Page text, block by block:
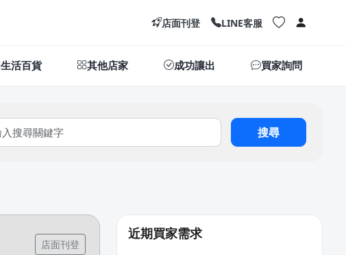
店面刊登 LINE客服
生活百貨 其他店家 成功讓出 買家詢問
搜尋
店面刊登
近期買家需求